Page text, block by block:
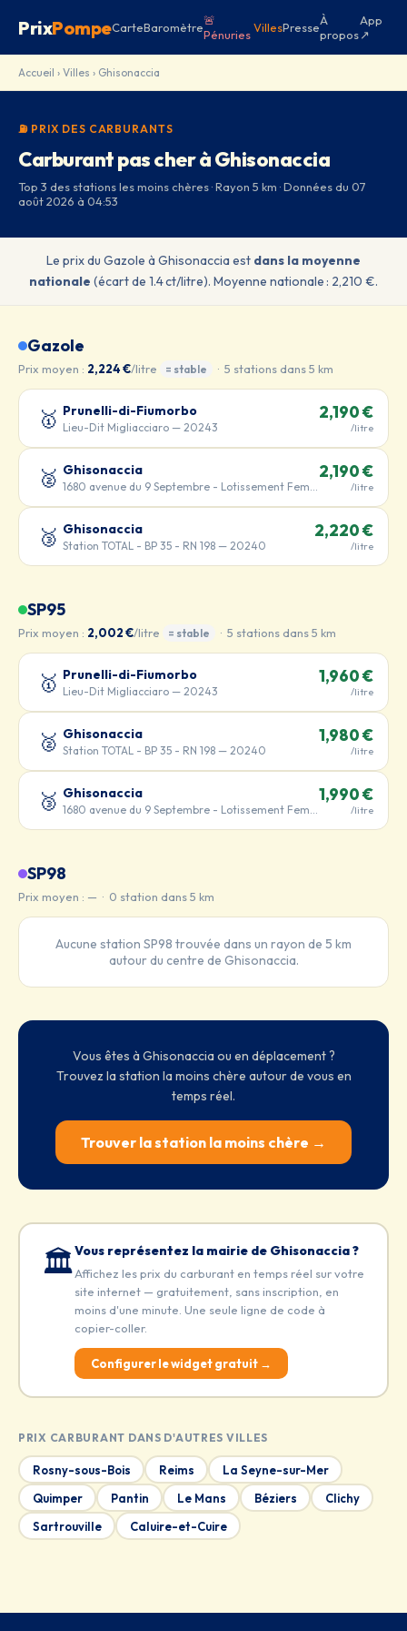
PrixPompeCarteBaromètre🚨
Pénuries VillesPresseÀ
propos
App
↗
Accueil › Villes › Ghisonaccia
⛽ PRIX DES CARBURANTS
Carburant pas cher à Ghisonaccia
Top 3 des stations les moins chères · Rayon 5 km · Données du 07
août 2026 à 04:53
Le prix du Gazole à Ghisonaccia est dans la moyenne
nationale (écart de 1.4 ct/litre). Moyenne nationale : 2,210 €.
Gazole
Prix moyen : 2,224 €/litre = stable · 5 stations dans 5 km
🥇 Prunelli-di-Fiumorbo
Lieu-Dit Migliacciaro — 20243
2,190 €
/litre
🥈 Ghisonaccia
1680 avenue du 9 Septembre - Lotissement Feminiccia - RN 198 — 20240
2,190 €
/litre
🥉 Ghisonaccia
Station TOTAL - BP 35 - RN 198 — 20240
2,220 €
/litre
SP95
Prix moyen : 2,002 €/litre = stable · 5 stations dans 5 km
🥇 Prunelli-di-Fiumorbo
Lieu-Dit Migliacciaro — 20243
1,960 €
/litre
🥈 Ghisonaccia
Station TOTAL - BP 35 - RN 198 — 20240
1,980 €
/litre
🥉 Ghisonaccia
1680 avenue du 9 Septembre - Lotissement Feminiccia - RN 198 — 20240
1,990 €
/litre
SP98
Prix moyen : — · 0 station dans 5 km
Aucune station SP98 trouvée dans un rayon de 5 km
autour du centre de Ghisonaccia.
Vous êtes à Ghisonaccia ou en déplacement ?
Trouvez la station la moins chère autour de vous en
temps réel.
Trouver la station la moins chère →
🏛️Vous représentez la mairie de Ghisonaccia ?
Affichez les prix du carburant en temps réel sur votre
site internet — gratuitement, sans inscription, en
moins d'une minute. Une seule ligne de code à
copier-coller.
Configurer le widget gratuit →
PRIX CARBURANT DANS D'AUTRES VILLES
Rosny-sous-Bois Reims
La Seyne-sur-Mer
Quimper
Pantin Le Mans Béziers
Clichy
Sartrouville
Caluire-et-Cuire